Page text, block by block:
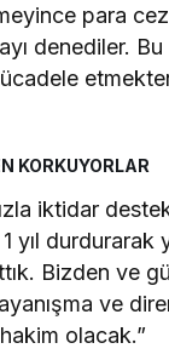
para
denediler.
KORKUYORLAR
iktidar
yıl durdurarak
Bizden ve
ve
olacak.”